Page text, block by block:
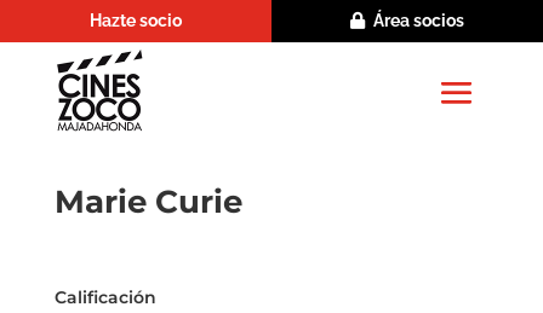
Hazte socio Área socios
Marie Curie
Calificación